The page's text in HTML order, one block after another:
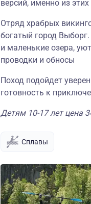
версий, именно из
Отряд храбрых
богатый город
и маленькие озера,
проводки и обносы
Поход подойдет
готовность к
Детям 10-17 лет цена
Сплавы